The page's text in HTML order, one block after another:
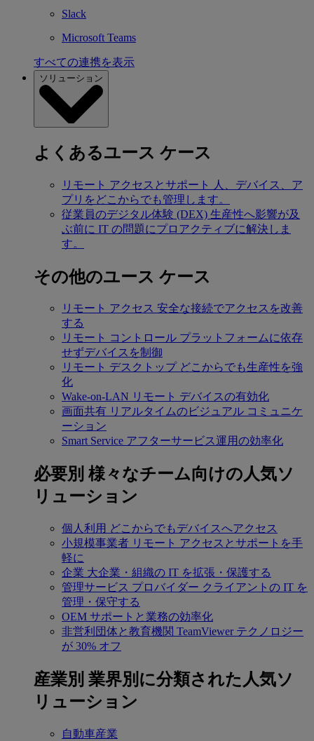
Slack
Microsoft Teams
すべての連携を表示
ソリューション
よくあるユース ケース
リモート アクセスとサポート
人、デバイス、ア
プリをどこからでも管理します。
従業員のデジタル体験 (DEX) 生産性へ影響が及
ぶ前に IT の問題にプロアクティブに解決しま
す。
その他のユース ケース
リモート アクセス 安全な接続でアクセスを改善
する
リモート コントロール プラットフォームに依存
せずデバイスを制御
リモート デスクトップ どこからでも生産性を強
化
Wake-on-LAN リモート デバイスの有効化
画面共有 リアルタイムのビジュアル コミュニケ
ーション
Smart Service アフターサービス運用の効率化
必要別 様々なチーム向けの人気ソ
リューション
個人利用 どこからでもデバイスへアクセス
小規模事業者 リモート アクセスとサポートを手
軽に
企業 大企業・組織の IT を拡張・保護する
管理サービス プロバイダー クライアントの IT を
管理・保守する
OEM サポートと業務の効率化
非営利団体と教育機関 TeamViewer テクノロジー
が 30% オフ
産業別 業界別に分類された人気ソ
リューション
自動車産業